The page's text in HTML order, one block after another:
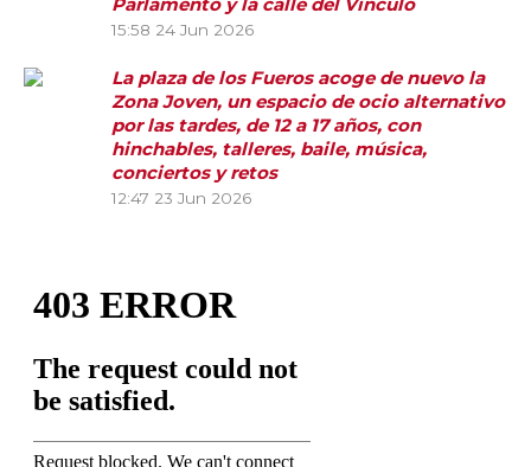
15:58 24 Jun 2026
La plaza de los Fueros acoge de nuevo la
Zona Joven, un espacio de ocio alternativo
por las tardes, de 12 a 17 años, con
hinchables, talleres, baile, música,
conciertos y retos
12:47 23 Jun 2026